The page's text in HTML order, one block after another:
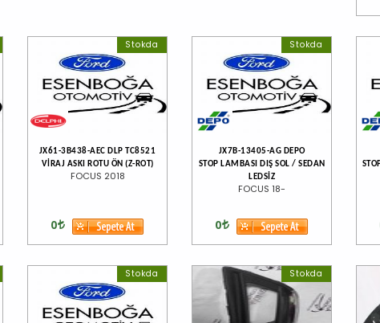
Stokda
JX61-3B438-AEC DLP TC8521
VİRAJ ASKI ROTU ÖN (Z-ROT)
FOCUS 2018
0
Stokda
JX7B-13405-AG DEPO
STOP LAMBASI DIŞ SOL / SEDAN
LEDSİZ
FOCUS 18-
0
Stokda Stokda